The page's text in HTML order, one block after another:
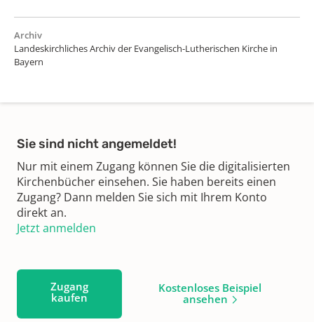
Archiv
Landeskirchliches Archiv der Evangelisch-Lutherischen Kirche in
Bayern
Sie sind nicht angemeldet!
Nur mit einem Zugang können Sie die digitalisierten
Kirchenbücher einsehen. Sie haben bereits einen
Zugang? Dann melden Sie sich mit Ihrem Konto
direkt an.
Jetzt anmelden
Zugang
kaufen
Kostenloses Beispiel
ansehen